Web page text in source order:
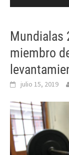
Mundialas
miembro
julio 15, 2019